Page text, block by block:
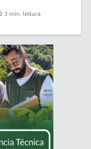
3 min. leitura